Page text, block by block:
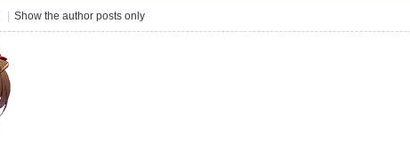
Show the author posts only